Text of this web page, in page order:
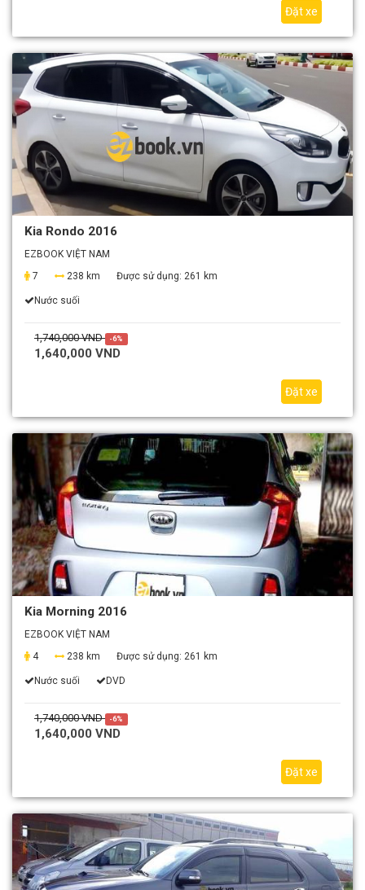
Đặt xe
Kia Rondo 2016
EZBOOK VIỆT NAM
7
238 km Được sử dụng: 261 km
Nước suối
1,740,000 VND -6%
1,640,000 VND
Đặt xe
Kia Morning 2016
EZBOOK VIỆT NAM
4
238 km Được sử dụng: 261 km
Nước suối DVD
1,740,000 VND -6%
1,640,000 VND
Đặt xe